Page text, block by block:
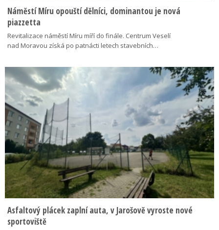
Náměstí Míru opouští dělníci, dominantou je nová
piazzetta
Revitalizace náměstí Míru míří do finále. Centrum Veselí
nad Moravou získá po patnácti letech stavebních…
Asfaltový plácek zaplní auta, v Jarošově vyroste nové
sportoviště